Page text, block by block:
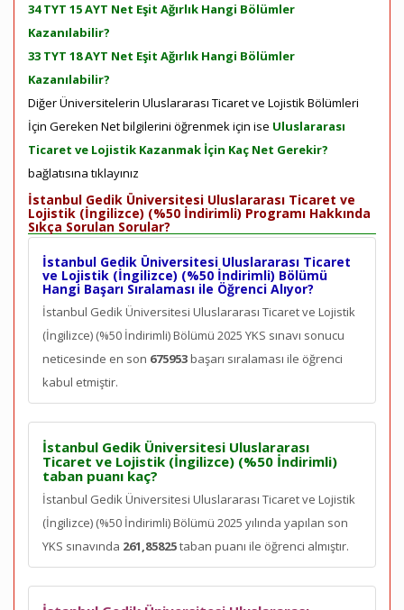
34 TYT 15 AYT Net Eşit Ağırlık Hangi Bölümler
Kazanılabilir?
33 TYT 18 AYT Net Eşit Ağırlık Hangi Bölümler
Kazanılabilir?
Diğer Üniversitelerin Uluslararası Ticaret ve Lojistik Bölümleri
İçin Gereken Net bilgilerini öğrenmek için ise Uluslararası
Ticaret ve Lojistik Kazanmak İçin Kaç Net Gerekir?
bağlatısına tıklayınız
İstanbul Gedik Üniversitesi Uluslararası Ticaret ve
Lojistik (İngilizce) (%50 İndirimli) Programı Hakkında
Sıkça Sorulan Sorular?
İstanbul Gedik Üniversitesi Uluslararası Ticaret
ve Lojistik (İngilizce) (%50 İndirimli) Bölümü
Hangi Başarı Sıralaması ile Öğrenci Alıyor?
İstanbul Gedik Üniversitesi Uluslararası Ticaret ve Lojistik
(İngilizce) (%50 İndirimli) Bölümü 2025 YKS sınavı sonucu
neticesinde en son 675953başarı sıralaması ile öğrenci
kabul etmiştir.
İstanbul Gedik Üniversitesi Uluslararası
Ticaret ve Lojistik (İngilizce) (%50 İndirimli)
taban puanı kaç?
İstanbul Gedik Üniversitesi Uluslararası Ticaret ve Lojistik
(İngilizce) (%50 İndirimli) Bölümü 2025 yılında yapılan son
YKS sınavında 261,85825taban puanı ile öğrenci almıştır.